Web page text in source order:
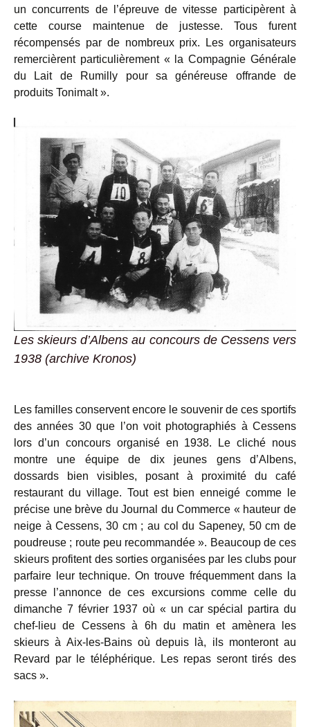
un concurrents de l’épreuve de vitesse participèrent à
cette course maintenue de justesse. Tous furent
récompensés par de nombreux prix. Les organisateurs
remercièrent particulièrement « la Compagnie Générale
du Lait de Rumilly pour sa généreuse offrande de
produits Tonimalt ».
Les skieurs d’Albens au concours de Cessens vers
1938 (archive Kronos)
Les familles conservent encore le souvenir de ces sportifs
des années 30 que l’on voit photographiés à Cessens
lors d’un concours organisé en 1938. Le cliché nous
montre une équipe de dix jeunes gens d’Albens,
dossards bien visibles, posant à proximité du café
restaurant du village. Tout est bien enneigé comme le
précise une brève du Journal du Commerce « hauteur de
neige à Cessens, 30 cm ; au col du Sapeney, 50 cm de
poudreuse ; route peu recommandée ». Beaucoup de ces
skieurs profitent des sorties organisées par les clubs pour
parfaire leur technique. On trouve fréquemment dans la
presse l’annonce de ces excursions comme celle du
dimanche 7 février 1937 où « un car spécial partira du
chef-lieu de Cessens à 6h du matin et amènera les
skieurs à Aix-les-Bains où depuis là, ils monteront au
Revard par le téléphérique. Les repas seront tirés des
sacs ».